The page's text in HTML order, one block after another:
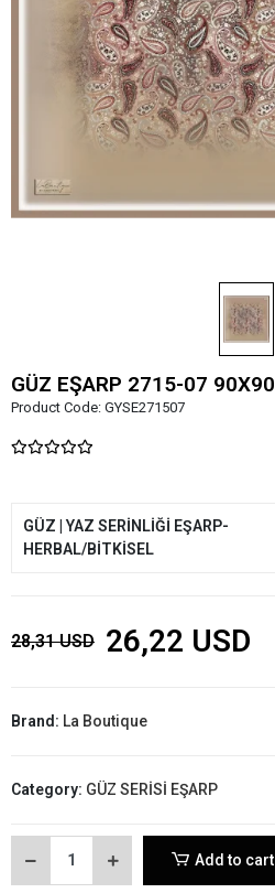
GÜZ EŞARP 2715-07 90X90
Product Code: GYSE271507
GÜZ | YAZ SERİNLİĞİ EŞARP-
HERBAL/BİTKİSEL
28,31 USD 26,22 USD
Brand: La Boutique
Category: GÜZ SERİSİ EŞARP
Add to cart